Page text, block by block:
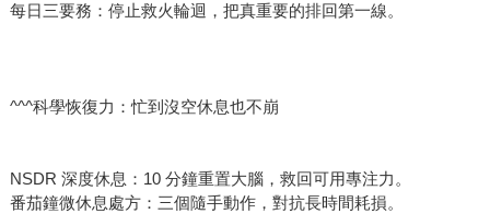
每日三要務：停止救火輪迴，把真重要的排回第一線。
^^^科學恢復力：忙到沒空休息也不崩
NSDR 深度休息：10 分鐘重置大腦，救回可用專注力。
番茄鐘微休息處方：三個隨手動作，對抗長時間耗損。